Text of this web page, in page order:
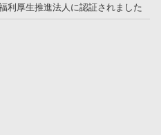
利厚生推進法人に認証されました